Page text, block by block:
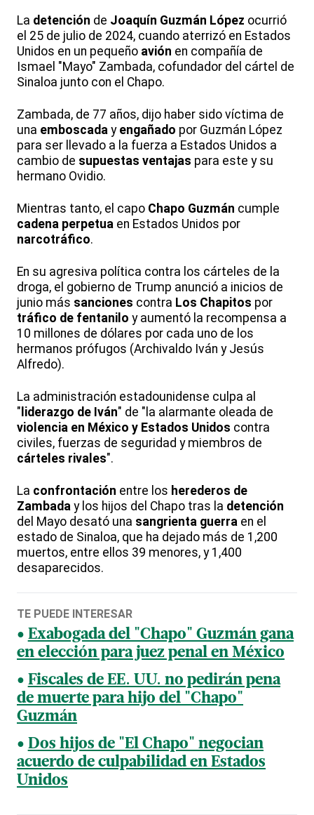
La detención de Joaquín Guzmán López ocurrió
el 25 de julio de 2024, cuando aterrizó en Estados
Unidos en un pequeño avión en compañía de
Ismael "Mayo" Zambada, cofundador del cártel de
Sinaloa junto con el Chapo.
Zambada, de 77 años, dijo haber sido víctima de
una emboscada y engañado por Guzmán López
para ser llevado a la fuerza a Estados Unidos a
cambio de supuestas ventajas para este y su
hermano Ovidio.
Mientras tanto, el capo Chapo Guzmán cumple
cadena perpetua en Estados Unidos por
narcotráfico.
En su agresiva política contra los cárteles de la
droga, el gobierno de Trump anunció a inicios de
junio más sanciones contra Los Chapitos por
tráfico de fentanilo y aumentó la recompensa a
10 millones de dólares por cada uno de los
hermanos prófugos (Archivaldo Iván y Jesús
Alfredo).
La administración estadounidense culpa al
" liderazgo de Iván" de "la alarmante oleada de
violencia en México y Estados Unidos contra
civiles, fuerzas de seguridad y miembros de
cárteles rivales".
La confrontación entre los herederos de
Zambada y los hijos del Chapo tras la detención
del Mayo desató una sangrienta guerra en el
estado de Sinaloa, que ha dejado más de 1,200
muertos, entre ellos 39 menores, y 1,400
desaparecidos.
TE PUEDE INTERESAR
Exabogada del "Chapo" Guzmán gana
en elección para juez penal en México
Fiscales de EE. UU. no pedirán pena
de muerte para hijo del "Chapo"
Guzmán
Dos hijos de "El Chapo" negocian
acuerdo de culpabilidad en Estados
Unidos